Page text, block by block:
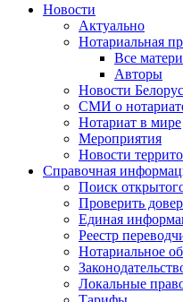
Новости
Актуально
Нотариальная
Все
Авторы
Новости
СМИ о
Нотариат в мире
Мероприятия
Новости
Справочная
Поиск
Проверить
Единая
Реестр
Нотариальное
Локальные